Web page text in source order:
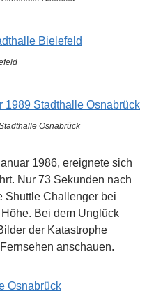
Osnabrück
1986, ereignete sich
Nur 73 Sekunden nach
Shuttle Challenger bei
Bei dem Unglück
der Katastrophe
anschauen.